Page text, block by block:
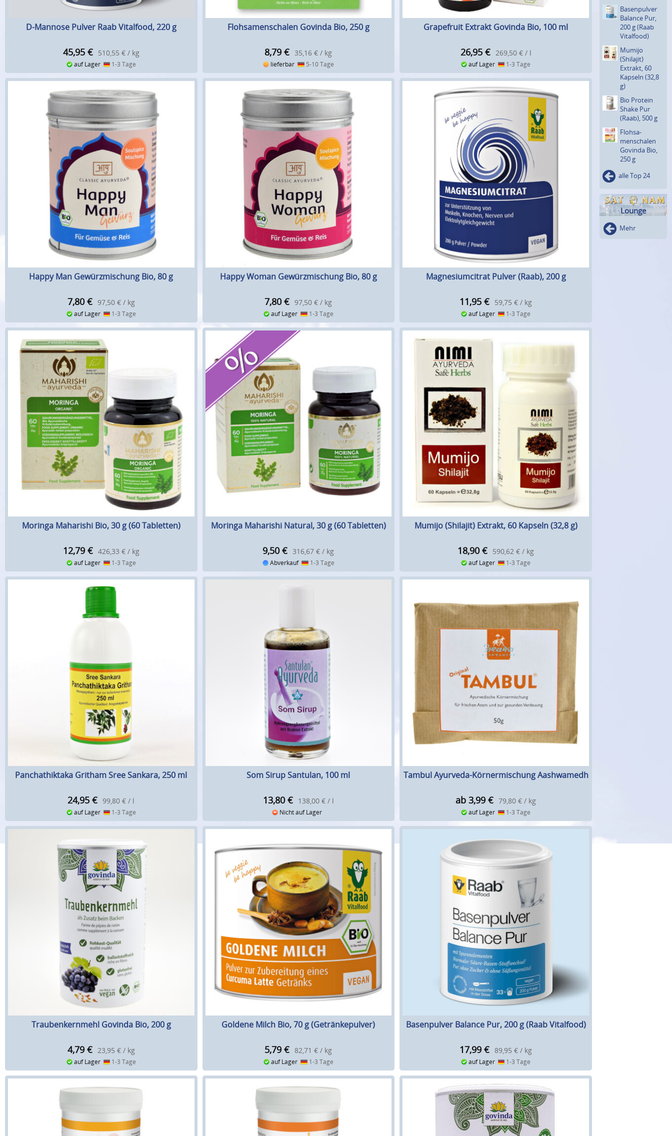
D-Mannose Pulver Raab Vitalfood, 220 g
45,95 € 510,55 € / kg
auf Lager 1-3 Tage
Flohsamenschalen Govinda Bio, 250 g
8,79 € 35,16 € / kg
lieferbar 5-10 Tage
Grapefruit Extrakt Govinda Bio, 100 ml
26,95 € 269,50 € / l
auf Lager 1-3 Tage
Happy Man Gewürzmischung Bio, 80 g
7,80 € 97,50 € / kg
auf Lager 1-3 Tage
Happy Woman Gewürzmischung Bio, 80 g
7,80 € 97,50 € / kg
auf Lager 1-3 Tage
Magnesiumcitrat Pulver (Raab), 200 g
11,95 € 59,75 € / kg
auf Lager 1-3 Tage
Moringa Maharishi Bio, 30 g (60 Tabletten)
12,79 € 426,33 € / kg
auf Lager 1-3 Tage
Moringa Maharishi Natural, 30 g (60 Tabletten)
9,50 € 316,67 € / kg
Abverkauf 1-3 Tage
Mumijo (Shilajit) Extrakt, 60 Kapseln (32,8 g)
18,90 € 590,62 € / kg
auf Lager 1-3 Tage
Panchathiktaka Gritham Sree Sankara, 250 ml
24,95 € 99,80 € / l
auf Lager 1-3 Tage
Som Sirup Santulan, 100 ml
13,80 € 138,00 € / l
Nicht auf Lager
Tambul Ayurveda-Körnermischung Aashwamedh
ab 3,99 € 79,80 € / kg
auf Lager 1-3 Tage
Traubenkernmehl Govinda Bio, 200 g
4,79 € 23,95 € / kg
auf Lager 1-3 Tage
Goldene Milch Bio, 70 g (Getränkepulver)
5,79 € 82,71 € / kg
auf Lager 1-3 Tage
Basenpulver Balance Pur, 200 g (Raab Vitalfood)
17,99 € 89,95 € / kg
auf Lager 1-3 Tage
Basenpul­ver
Balance Pur,
200 g (Raab
Vitalfood)
Mumijo
(Shilajit)
Extrakt, 60
Kapseln (32,8
g)
Bio Protein
Shake Pur
(Raab), 500 g
Flohsa­
menscha­len
Govinda Bio,
250 g
alle Top 24
Lounge
Mehr